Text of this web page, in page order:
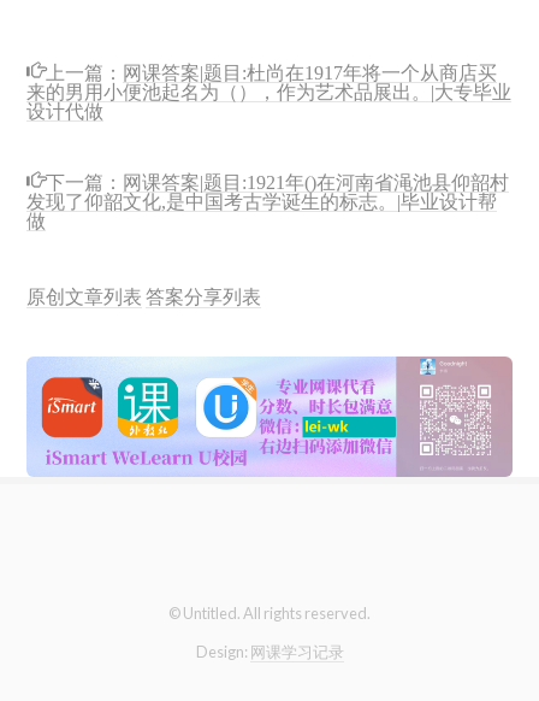
上一篇： 网课答案|题目:杜尚在1917年将一个从商店买
来的男用小便池起名为（），作为艺术品展出。|大专毕业
设计代做
下一篇： 网课答案|题目:1921年()在河南省渑池县仰韶村
发现了仰韶文化,是中国考古学诞生的标志。|毕业设计帮
做
原创文章列表 答案分享列表
© Untitled. All rights reserved.
Design: 网课学习记录